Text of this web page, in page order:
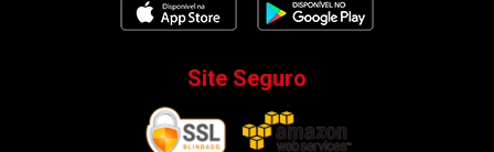
Site Seguro